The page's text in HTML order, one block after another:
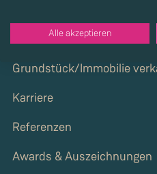
Über Strenger
Grundstück/Immobilie
Karriere
Referenzen
Awards & Auszeichnungen
Alle akzeptieren